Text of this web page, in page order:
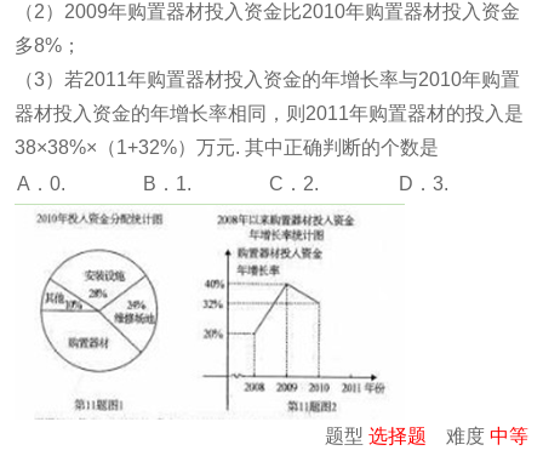
（2）2009年购置器材投入资金比2010年购置器材投入资金
多8%；
（3）若2011年购置器材投入资金的年增长率与2010年购置
器材投入资金的年增长率相同，则2011年购置器材的投入是
38×38%×（1+32%）万元. 其中正确判断的个数是
A．0.
B．1. C．2. D．3.
题型 选择题 难度 中等